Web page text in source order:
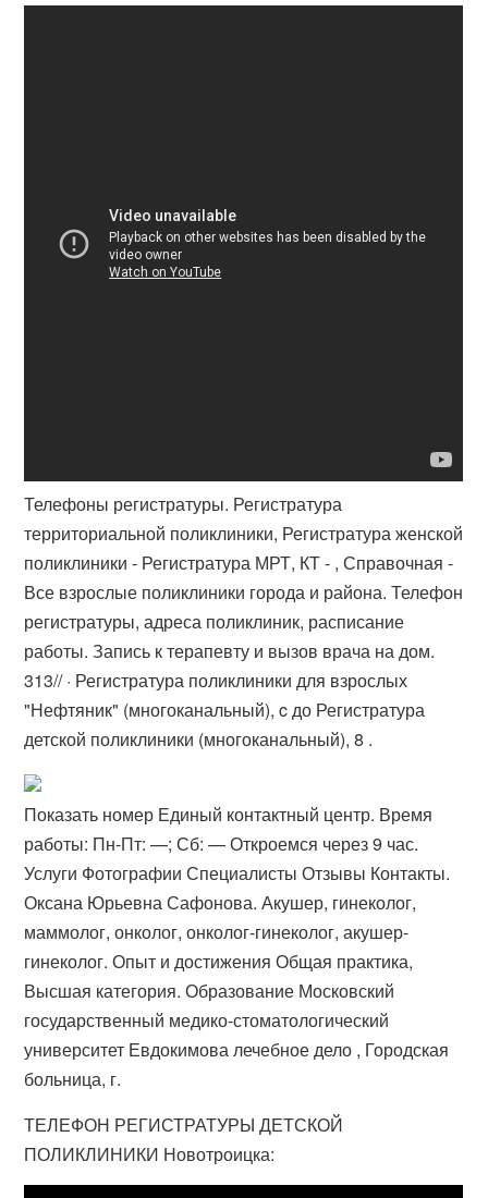
Телефоны регистратуры. Регистратура
территориальной поликлиники, Регистратура женской
поликлиники - Регистратура МРТ, КТ - , Справочная -
Все взрослые поликлиники города и района. Телефон
регистратуры, адреса поликлиник, расписание
работы. Запись к терапевту и вызов врача на дом.
31‏‏/3‏‏/ · Регистратура поликлиники для взрослых
"Нефтяник" (многоканальный), c до Регистратура
детской поликлиники (многоканальный), 8 .
Показать номер Единый контактный центр. Время
работы: Пн-Пт: —; Сб: — Откроемся через 9 час.
Услуги Фотографии Специалисты Отзывы Контакты.
Оксана Юрьевна Сафонова. Акушер, гинеколог,
маммолог, онколог, онколог-гинеколог, акушер-
гинеколог. Опыт и достижения Общая практика,
Высшая категория. Образование Московский
государственный медико-стоматологический
университет Евдокимова лечебное дело , Городская
больница, г.
ТЕЛЕФОН РЕГИСТРАТУРЫ ДЕТСКОЙ
ПОЛИКЛИНИКИ Новотроицка: